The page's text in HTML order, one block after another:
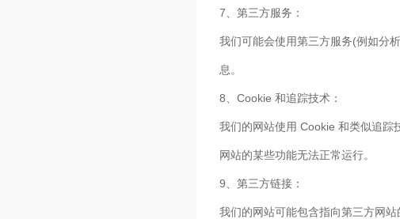
7、第三方服务：
我们可能会使用第三方服务(例如分
息。
8、Cookie 和追踪技术：
我们的网站使用 Cookie 和类似追踪
网站的某些功能无法正常运行。
9、第三方链接：
我们的网站可能包含指向第三方网